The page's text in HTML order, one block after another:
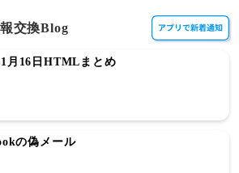
交換Blog
月16日HTMLまとめ
の偽メール